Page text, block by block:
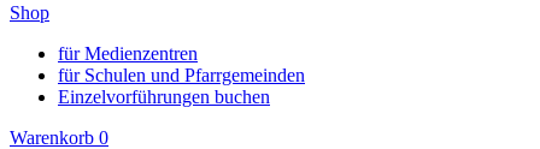
Shop
für Medienzentren
für Schulen und Pfarrgemeinden
Einzelvorführungen buchen
Warenkorb 0